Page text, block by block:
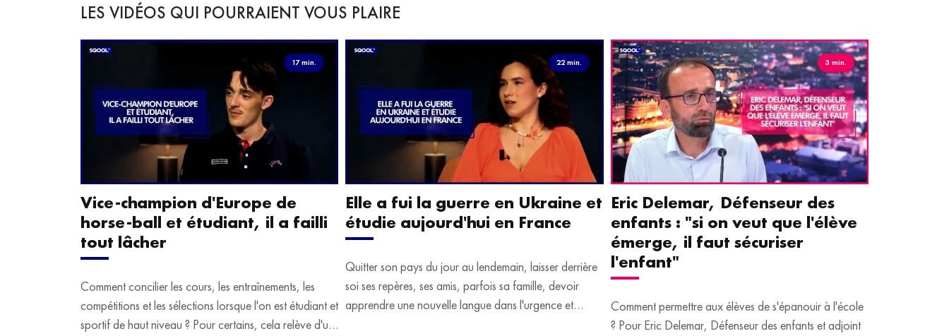
LES VIDÉOS QUI POURRAIENT VOUS PLAIRE
17 min.
Vice-champion d'Europe de
horse-ball et étudiant, il a failli
tout lâcher
Comment concilier les cours, les entraînements, les
compétitions et les sélections lorsque l'on est étudiant et
sportif de haut niveau ? Pour certains, cela relève d'un
22 min.
Elle a fui la guerre en Ukraine et
étudie aujourd'hui en France
Quitter son pays du jour au lendemain, laisser derrière
soi ses repères, ses amis, parfois sa famille, devoir
apprendre une nouvelle langue dans l'urgence et
3 min.
Eric Delemar, Défenseur des
enfants : "si on veut que l'élève
émerge, il faut sécuriser
l'enfant"
Comment permettre aux élèves de s'épanouir à l'école
? Pour Eric Delemar, Défenseur des enfants et adjoint